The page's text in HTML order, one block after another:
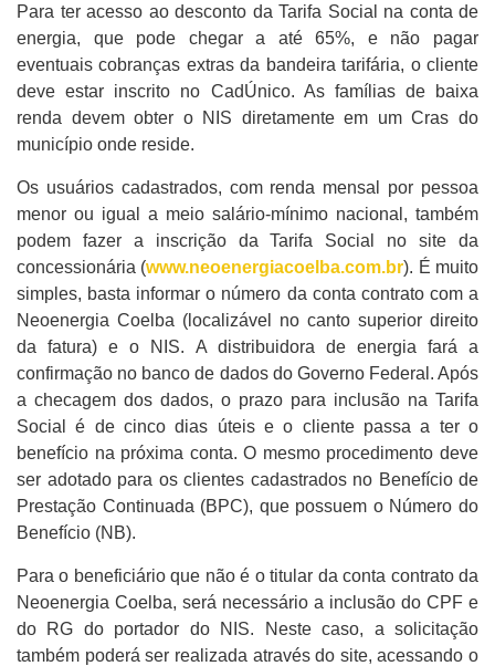
Para ter acesso ao desconto da Tarifa Social na conta de
energia, que pode chegar a até 65%, e não pagar
eventuais cobranças extras da bandeira tarifária, o cliente
deve estar inscrito no CadÚnico. As famílias de baixa
renda devem obter o NIS diretamente em um Cras do
município onde reside.
Os usuários cadastrados, com renda mensal por pessoa
menor ou igual a meio salário-mínimo nacional, também
podem fazer a inscrição da Tarifa Social no site da
concessionária (www.neoenergiacoelba.com.br). É muito
simples, basta informar o número da conta contrato com a
Neoenergia Coelba (localizável no canto superior direito
da fatura) e o NIS. A distribuidora de energia fará a
confirmação no banco de dados do Governo Federal. Após
a checagem dos dados, o prazo para inclusão na Tarifa
Social é de cinco dias úteis e o cliente passa a ter o
benefício na próxima conta. O mesmo procedimento deve
ser adotado para os clientes cadastrados no Benefício de
Prestação Continuada (BPC), que possuem o Número do
Benefício (NB).
Para o beneficiário que não é o titular da conta contrato da
Neoenergia Coelba, será necessário a inclusão do CPF e
do RG do portador do NIS. Neste caso, a solicitação
também poderá ser realizada através do site, acessando o